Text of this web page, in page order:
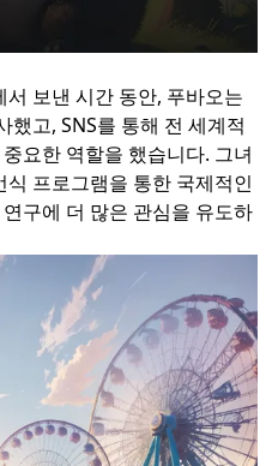
보낸 시간 동안, 푸바오는
했고, SNS를 통해 전 세계적
요한 역할을 했습니다. 그녀
프로그램을 통한 국제적인
구에 더 많은 관심을 유도하